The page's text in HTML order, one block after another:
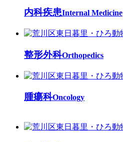
内科疾患Internal Medicine
整形外科Orthopedics
腫瘍科Oncology